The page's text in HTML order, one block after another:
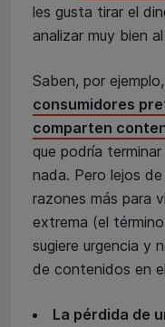
les gusta tirar el
analizar muy bien
Saben, por
consumidores
comparten
que podría
nada. Pero lejos
razones más para
extrema (el
sugiere urgencia y
de contenidos en
La pérdida de